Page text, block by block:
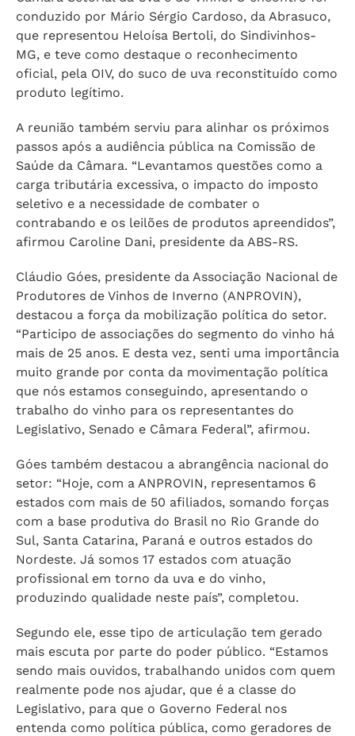
conduzido por Mário Sérgio Cardoso, da Abrasuco,
que representou Heloísa Bertoli, do Sindivinhos-
MG, e teve como destaque o reconhecimento
oficial, pela OIV, do suco de uva reconstituído como
produto legítimo.
A reunião também serviu para alinhar os próximos
passos após a audiência pública na Comissão de
Saúde da Câmara. “Levantamos questões como a
carga tributária excessiva, o impacto do imposto
seletivo e a necessidade de combater o
contrabando e os leilões de produtos apreendidos”,
afirmou Caroline Dani, presidente da ABS-RS.
Cláudio Góes, presidente da Associação Nacional de
Produtores de Vinhos de Inverno (ANPROVIN),
destacou a força da mobilização política do setor.
“Participo de associações do segmento do vinho há
mais de 25 anos. E desta vez, senti uma importância
muito grande por conta da movimentação política
que nós estamos conseguindo, apresentando o
trabalho do vinho para os representantes do
Legislativo, Senado e Câmara Federal”, afirmou.
Góes também destacou a abrangência nacional do
setor: “Hoje, com a ANPROVIN, representamos 6
estados com mais de 50 afiliados, somando forças
com a base produtiva do Brasil no Rio Grande do
Sul, Santa Catarina, Paraná e outros estados do
Nordeste. Já somos 17 estados com atuação
profissional em torno da uva e do vinho,
produzindo qualidade neste país”, completou.
Segundo ele, esse tipo de articulação tem gerado
mais escuta por parte do poder público. “Estamos
sendo mais ouvidos, trabalhando unidos com quem
realmente pode nos ajudar, que é a classe do
Legislativo, para que o Governo Federal nos
entenda como política pública, como geradores de